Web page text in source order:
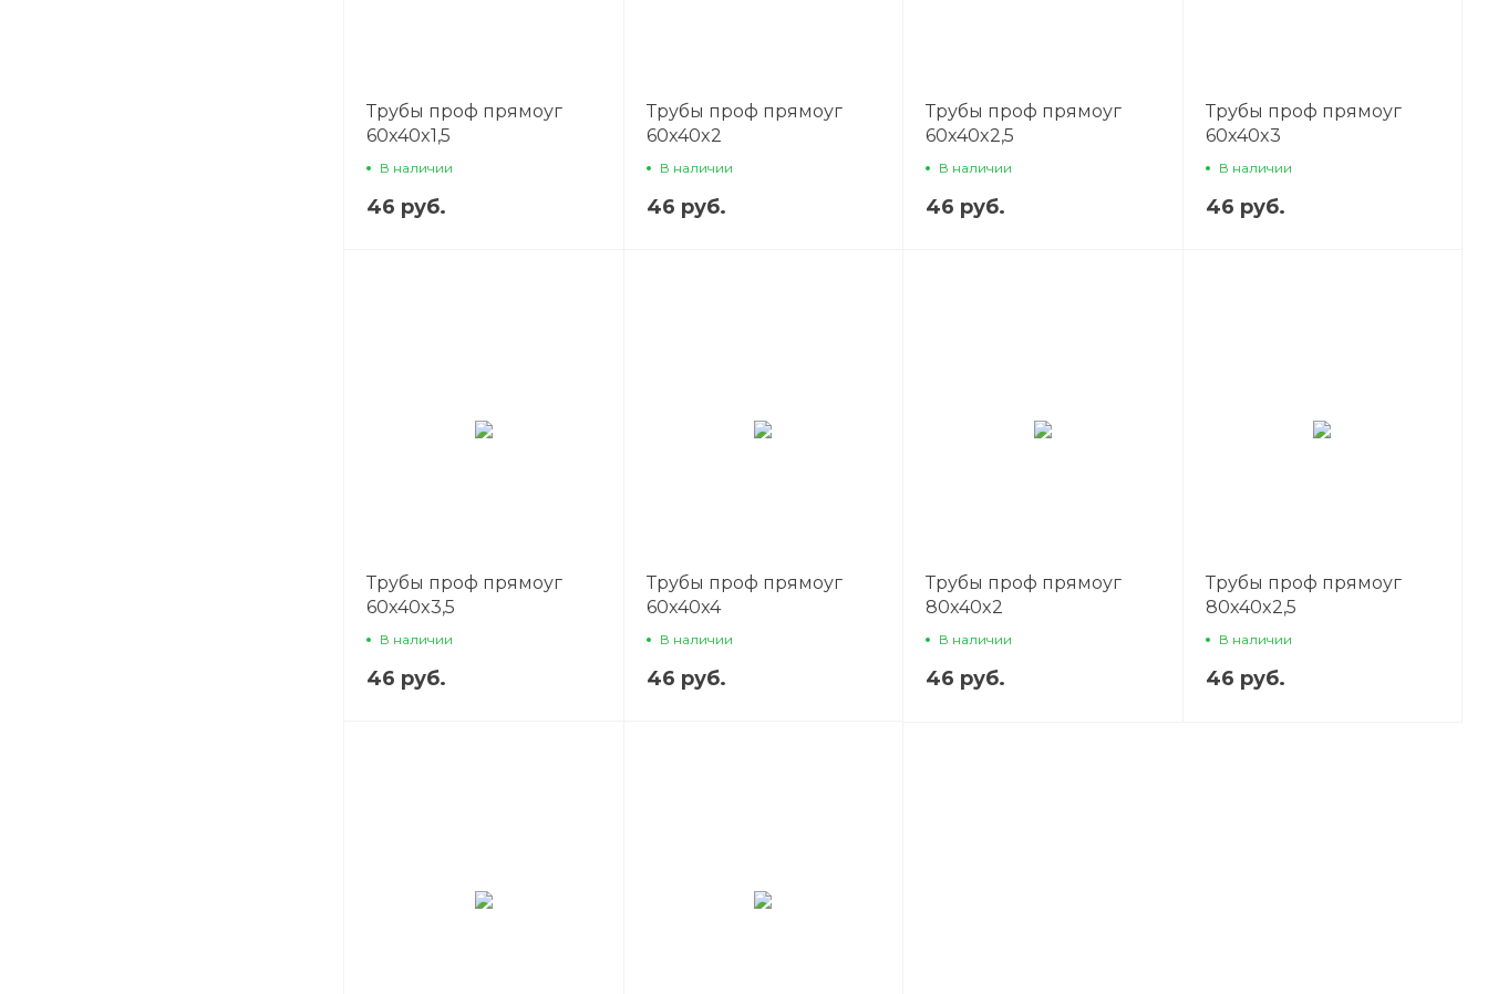
Трубы проф прямоуг
60x40x1,5
В наличии
46 руб.
Трубы проф прямоуг
60x40x2
В наличии
46 руб.
Трубы проф прямоуг
60x40x2,5
В наличии
46 руб.
Трубы проф прямоуг
60x40x3
В наличии
46 руб.
Трубы проф прямоуг
60x40x3,5
В наличии
46 руб.
Трубы проф прямоуг
60x40x4
В наличии
46 руб.
Трубы проф прямоуг
80x40x2
В наличии
46 руб.
Трубы проф прямоуг
80x40x2,5
В наличии
46 руб.